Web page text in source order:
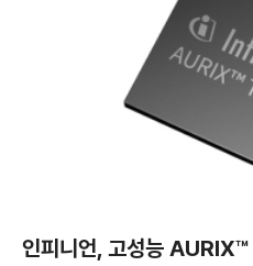
인피니언, 고성능